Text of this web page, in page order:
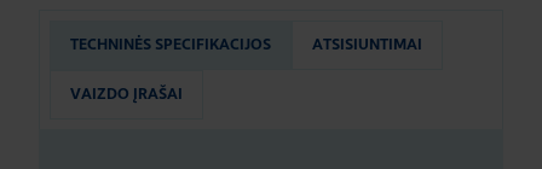
TECHNINĖS SPECIFIKACIJOS ATSISIUNTIMAI
VAIZDO ĮRAŠAI